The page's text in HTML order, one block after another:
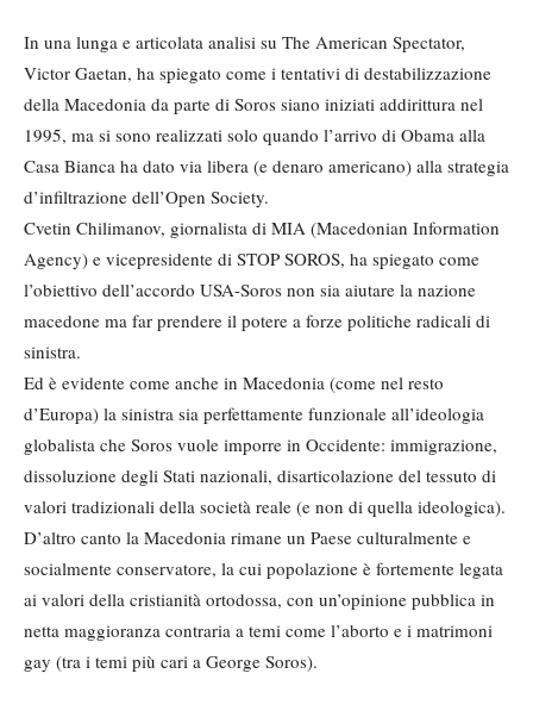
In una lunga e articolata analisi su The American Spectator,
Victor Gaetan, ha spiegato come i tentativi di destabilizzazione
della Macedonia da parte di Soros siano iniziati addirittura nel
1995, ma si sono realizzati solo quando l’arrivo di Obama alla
Casa Bianca ha dato via libera (e denaro americano) alla strategia
d’infiltrazione dell’Open Society.
Cvetin Chilimanov, giornalista di MIA (Macedonian Information
Agency) e vicepresidente di STOP SOROS, ha spiegato come
l’obiettivo dell’accordo USA-Soros non sia aiutare la nazione
macedone ma far prendere il potere a forze politiche radicali di
sinistra.
Ed è evidente come anche in Macedonia (come nel resto
d’Europa) la sinistra sia perfettamente funzionale all’ideologia
globalista che Soros vuole imporre in Occidente: immigrazione,
dissoluzione degli Stati nazionali, disarticolazione del tessuto di
valori tradizionali della società reale (e non di quella ideologica).
D’altro canto la Macedonia rimane un Paese culturalmente e
socialmente conservatore, la cui popolazione è fortemente legata
ai valori della cristianità ortodossa, con un’opinione pubblica in
netta maggioranza contraria a temi come l’aborto e i matrimoni
gay (tra i temi più cari a George Soros).